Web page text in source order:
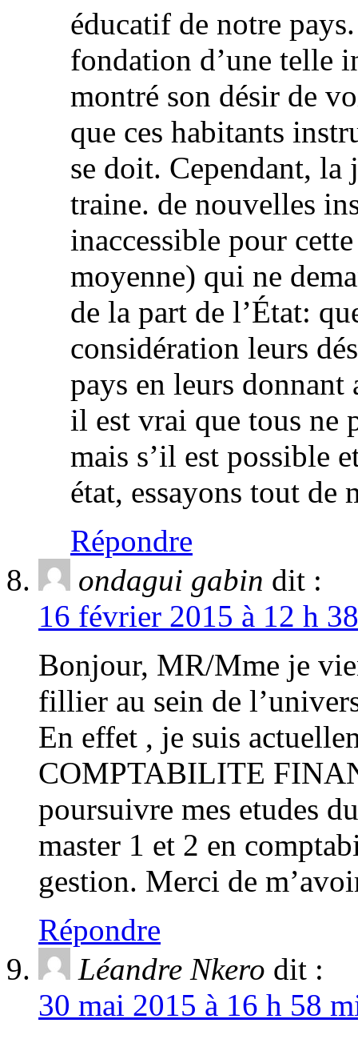
éducatif de notre
fondation d’une telle
montré son désir de
que ces habitants
se doit. Cependant, la
traine. de nouvelles
inaccessible pour
moyenne) qui ne
de la part de l’État:
considération leurs
pays en leurs
il est vrai que tous ne
mais s’il est possible
état, essayons tout de
Répondre
ondagui gabin dit :
16 février 2015 à 12 h
Bonjour, MR/Mme je
fillier au sein de
En effet , je suis
COMPTABILITE
poursuivre mes etudes
master 1 et 2 en
gestion. Merci de
Répondre
Léandre Nkero dit :
30 mai 2015 à 16 h 58